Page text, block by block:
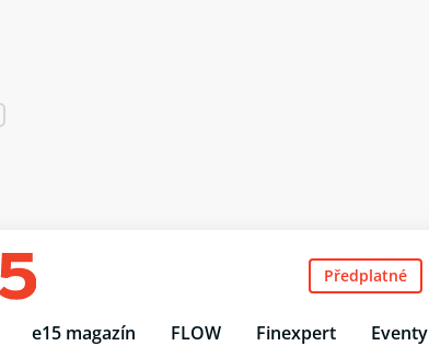
e15 magazín FLOW Finexpert Eventy
Předplatné